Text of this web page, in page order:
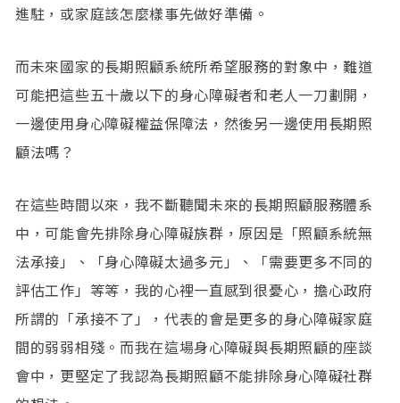
進駐，或家庭該怎麼樣事先做好準備。
而未來國家的長期照顧系統所希望服務的對象中，難道
可能把這些五十歲以下的身心障礙者和老人一刀劃開，
一邊使用身心障礙權益保障法，然後另一邊使用長期照
顧法嗎？
在這些時間以來，我不斷聽聞未來的長期照顧服務體系
中，可能會先排除身心障礙族群，原因是「照顧系統無
法承接」、「身心障礙太過多元」、「需要更多不同的
評估工作」等等，我的心裡一直感到很憂心，擔心政府
所謂的「承接不了」，代表的會是更多的身心障礙家庭
間的弱弱相殘。而我在這場身心障礙與長期照顧的座談
會中，更堅定了我認為長期照顧不能排除身心障礙社群